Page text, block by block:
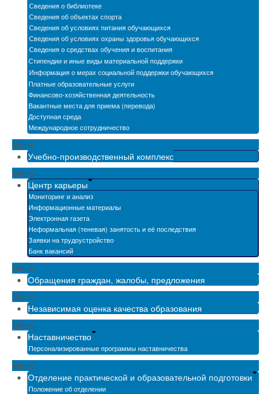
БПОО
Карта сайта
Электронная информационно-образовательная
среда
Снижение бюрократической нагрузки на
педагогических работников
Сведения о библиотеке
Сведения об объектах спорта
Сведения об условиях питания обучающихся
Сведения об условиях охраны здоровья обучающихся
Сведения о средствах обучения и воспитания
Стипендии и иные виды материальной поддержки
Информация о мерах социальной поддержки обучающихся
Платные образовательные услуги
Финансово-хозяйственная деятельность
Вакантные места для приема (перевода)
Доступная среда
Международное сотрудничество
Menu
Учебно-производственный комплекс
Menu
Центр карьеры
Мониторинг и анализ
Информационные материалы
Электронная газета
Неформальная (теневая) занятость и её последствия
Заявки на трудоустройство
Банк вакансий
Menu
Обращения граждан, жалобы, предложения
Menu
Независимая оценка качества образования
Menu
Наставничество
Персонализированные программы наставничества
Menu
Отделение практической и образовательной подготовки
Положение об отделении